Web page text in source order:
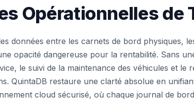
Opérationnelles de
données entre les carnets de bord physiques,
opacité dangereuse pour la rentabilité. Sans
le suivi de la maintenance des véhicules et le
QuintaDB restaure une clarté absolue en
cloud sécurisé, où chaque journal de